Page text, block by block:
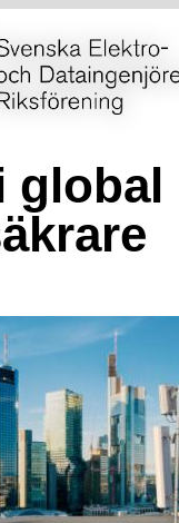
global